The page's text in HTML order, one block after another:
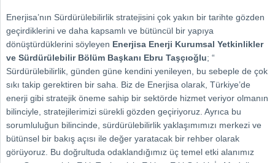
Enerjisa’nın Sürdürülebilirlik stratejisini çok yakın bir tarihte gözden
geçirdiklerini ve daha kapsamlı ve bütüncül bir yapıya
dönüştürdüklerini söyleyen Enerjisa Enerji Kurumsal Yetkinlikler
ve Sürdürülebilir Bölüm Başkanı Ebru Taşçıoğlu; “
Sürdürülebilirlik, günden güne kendini yenileyen, bu sebeple de çok
sıkı takip gerektiren bir saha. Biz de Enerjisa olarak, Türkiye’de
enerji gibi stratejik öneme sahip bir sektörde hizmet veriyor olmanın
bilinciyle, stratejilerimizi sürekli gözden geçiriyoruz. Ayrıca bu
sorumluluğun bilincinde, sürdürülebilirlik yaklaşımımızı merkezi ve
bütünsel bir bakış açısı ile değer yaratacak bir rehber olarak
görüyoruz. Bu doğrultuda odaklandığımız üç temel etki alanımız